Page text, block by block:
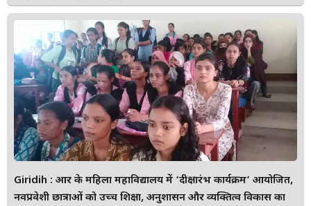
Giridih : आर के महिला महाविद्यालय में ‘दीक्षारंभ कार्यक्रम’ आयोजित,
नवप्रवेशी छात्राओं को उच्च शिक्षा, अनुशासन और व्यक्तित्व विकास का